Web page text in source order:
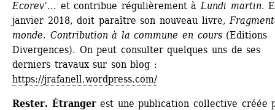
Ecorev’... et contribue régulièrement à Lundi martin.
janvier 2018, doit paraître son nouveau livre,
monde. Contribution à la commune en cours(Editions
Divergences). On peut consulter quelques uns de ses
derniers travaux sur son blog :
https://jrafanell.wordpress.com/
Rester. Étrangerest une publication collective créée